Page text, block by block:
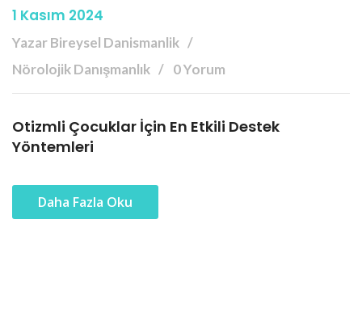
1 Kasım 2024
Yazar Bireysel Danismanlik
Nörolojik Danışmanlık
0 Yorum
Otizmli Çocuklar İçin En Etkili Destek
Yöntemleri
Daha Fazla Oku